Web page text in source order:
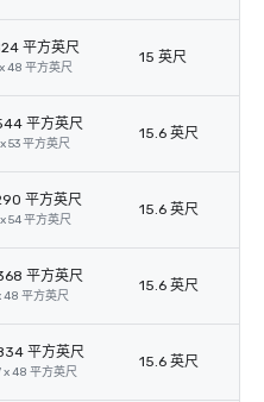
平方英尺
48 平方英尺
15 英尺
平方英尺
53 平方英尺
15.6 英尺
平方英尺
54 平方英尺
15.6 英尺
平方英尺
48 平方英尺
15.6 英尺
平方英尺
x 48 平方英尺
15.6 英尺